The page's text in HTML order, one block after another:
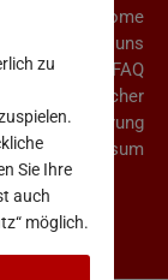
Home
Über uns
FAQ
für Verbraucher
Impressum
zu
Sie Ihre
auch
möglich.